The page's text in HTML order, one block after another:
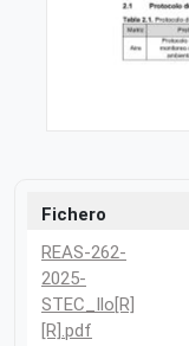
Fichero
REAS-262-
2025-
STEC_Ilo[R]
[R].pdf